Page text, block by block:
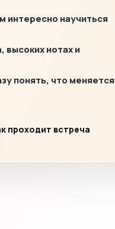
интересно научиться
высоких нотах и
понять, что меняется
проходит встреча